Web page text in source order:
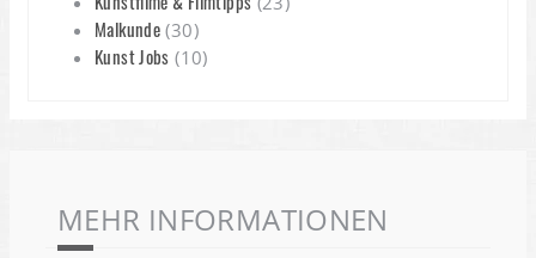
Malkunde (30)
Kunst Jobs (10)
MEHR INFORMATIONEN